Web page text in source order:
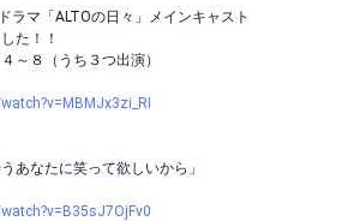
ラマ「ALTOの日々」メインキャスト
た！！
～８（うち３つ出演）
あなたに笑って欲しいから」